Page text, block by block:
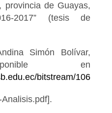
provincia de Guayas,
2017” (tesis de
Simón Bolívar,
en
bitstream/10644/